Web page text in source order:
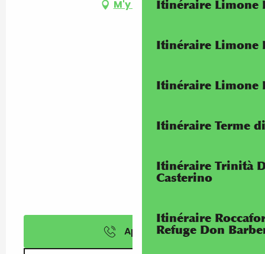
Itinéraire Limone
Itinéraire Limone
Itinéraire Limone
Itinéraire Terme
Itinéraire Trinità
Casterino
Itinéraire
Refuge Don
M'y rendre
Appeler